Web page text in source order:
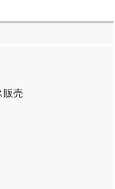
販売